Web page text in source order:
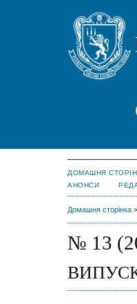
ДОМАШНЯ
АНОНСИ
Домашня сторінка >
№ 13